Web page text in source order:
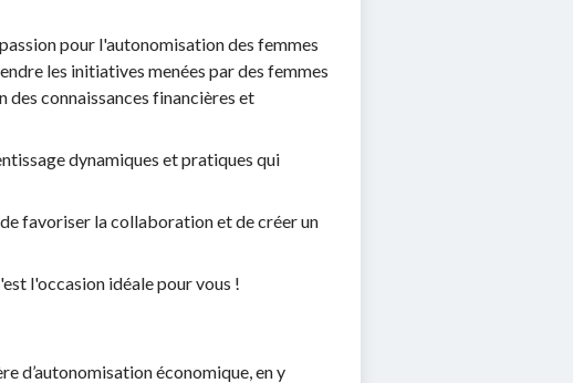
pour l'autonomisation des femmes
les initiatives menées par des femmes
connaissances financières et
dynamiques et pratiques qui
favoriser la collaboration et de créer un
l'occasion idéale pour vous !
d’autonomisation économique, en y